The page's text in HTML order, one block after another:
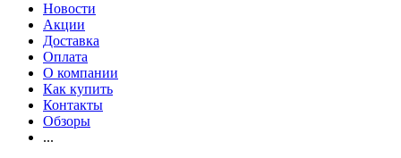
Новости
Акции
Доставка
Оплата
О компании
Как купить
Контакты
Обзоры
...